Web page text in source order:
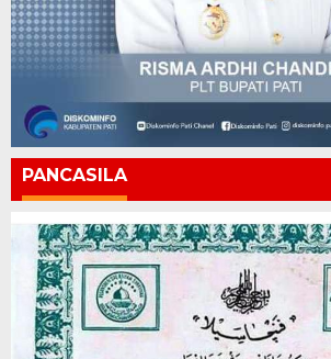
PANCASILA